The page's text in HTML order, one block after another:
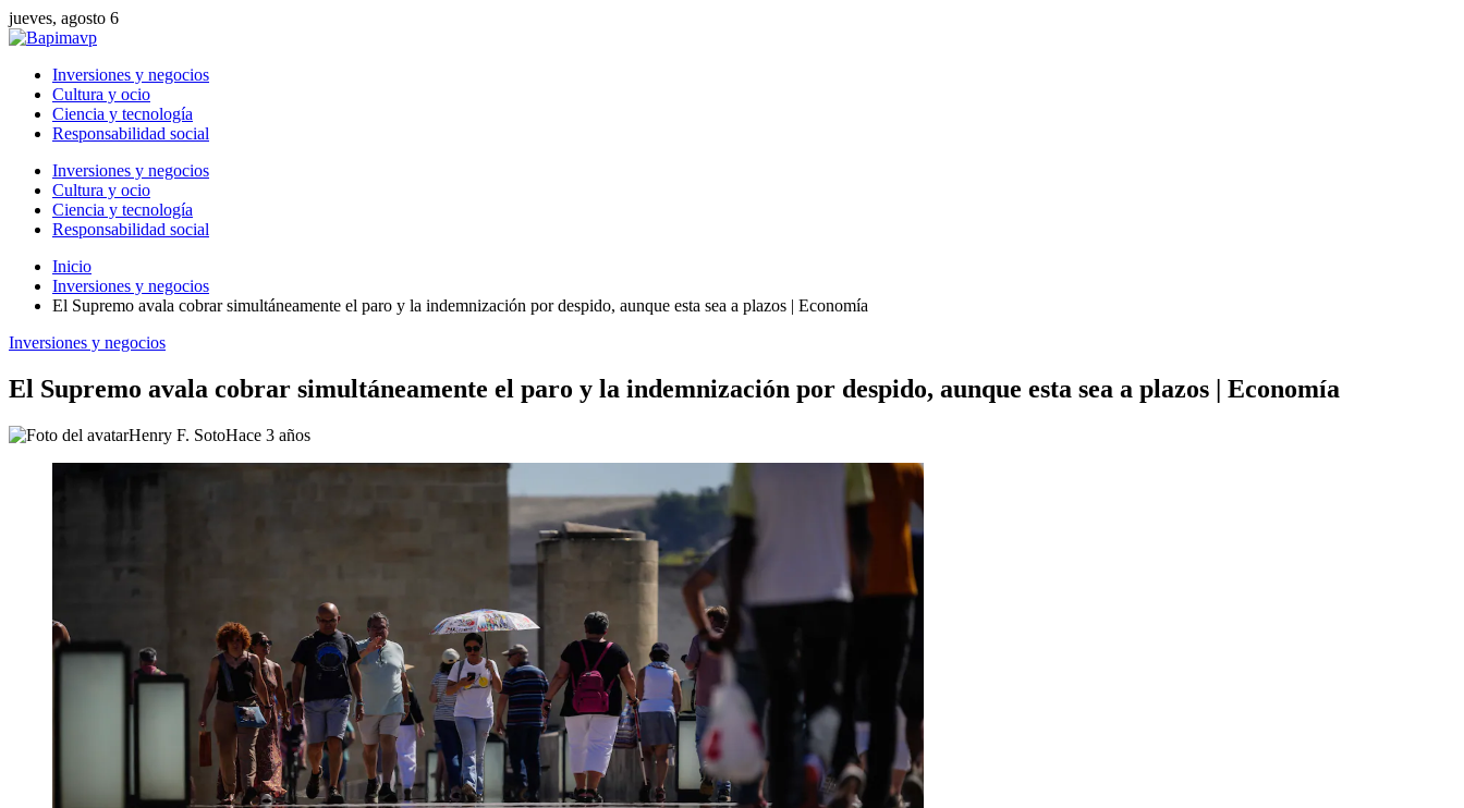
jueves, agosto 6
Inversiones y negocios
Cultura y ocio
Ciencia y tecnología
Responsabilidad social
Inversiones y negocios
Cultura y ocio
Ciencia y tecnología
Responsabilidad social
Inicio
Inversiones y negocios
El Supremo avala cobrar simultáneamente el paro y la indemnización por despido, aunque esta sea a plazos | Economía
Inversiones y negocios
El Supremo avala cobrar simultáneamente el paro y la indemnización por despido, aunque esta sea a plazos | Economía
Henry F. SotoHace 3 años